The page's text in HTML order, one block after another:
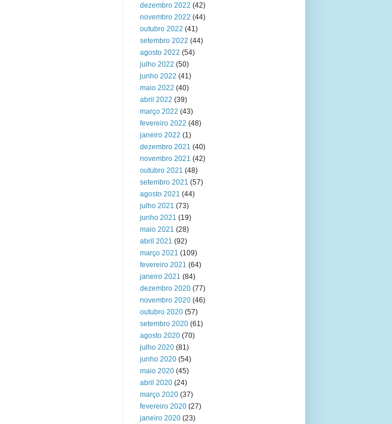
dezembro 2022 (42)
novembro 2022 (44)
outubro 2022 (41)
setembro 2022 (44)
agosto 2022 (54)
julho 2022 (50)
junho 2022 (41)
maio 2022 (40)
abril 2022 (39)
março 2022 (43)
fevereiro 2022 (48)
janeiro 2022 (1)
dezembro 2021 (40)
novembro 2021 (42)
outubro 2021 (48)
setembro 2021 (57)
agosto 2021 (44)
julho 2021 (73)
junho 2021 (19)
maio 2021 (28)
abril 2021 (92)
março 2021 (109)
fevereiro 2021 (64)
janeiro 2021 (84)
dezembro 2020 (77)
novembro 2020 (46)
outubro 2020 (57)
setembro 2020 (61)
agosto 2020 (70)
julho 2020 (81)
junho 2020 (54)
maio 2020 (45)
abril 2020 (24)
março 2020 (37)
fevereiro 2020 (27)
janeiro 2020 (23)